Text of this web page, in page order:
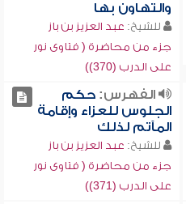
والتهاون بها
للشيخ: عبد العزيز بن باز
جزء من محاضرة ( فتاوى نور
على الدرب (370))
الفهرس:حكم
الجلوس للعزاء وإقامة
المآتم لذلك
للشيخ: عبد العزيز بن باز
جزء من محاضرة ( فتاوى نور
على الدرب (371))